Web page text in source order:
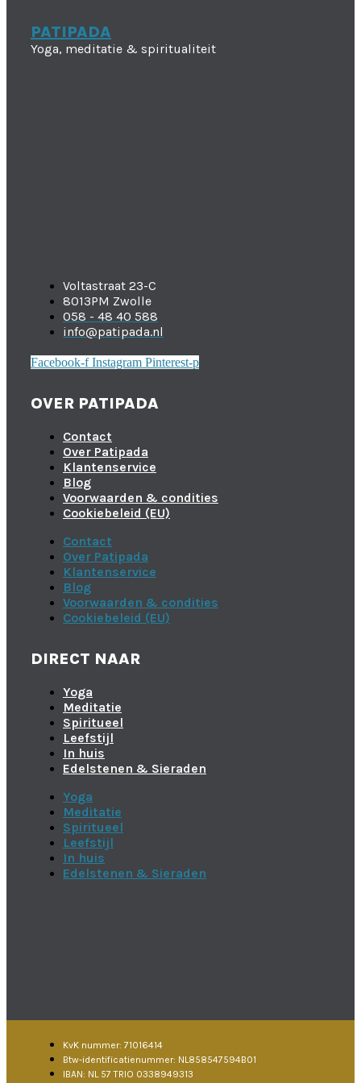
PATIPADA
Yoga, meditatie & spiritualiteit
Voltastraat 23-C
8013PM Zwolle
058 - 48 40 588
info@patipada.nl
Facebook-f Instagram Pinterest-p
OVER PATIPADA
Contact
Over Patipada
Klantenservice
Blog
Voorwaarden & condities
Cookiebeleid (EU)
Contact
Over Patipada
Klantenservice
Blog
Voorwaarden & condities
Cookiebeleid (EU)
DIRECT NAAR
Yoga
Meditatie
Spiritueel
Leefstijl
In huis
Edelstenen & Sieraden
Yoga
Meditatie
Spiritueel
Leefstijl
In huis
Edelstenen & Sieraden
KvK nummer: 71016414
Btw-identificatienummer: NL858547594B01
IBAN: NL 57 TRIO 0338949313